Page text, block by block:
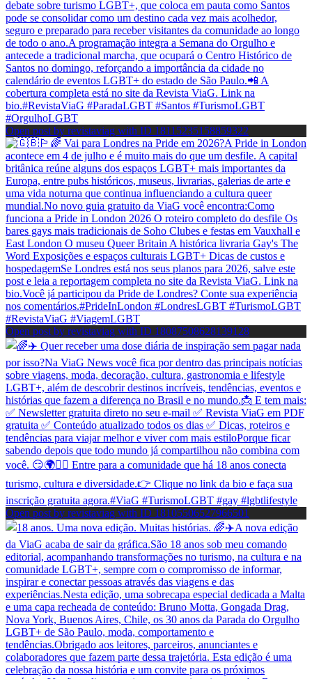
Open post by revistaviag with ID 18115235158859322
Open post by revistaviag with ID 18087508628139128
Open post by revistaviag with ID 18105506527966501